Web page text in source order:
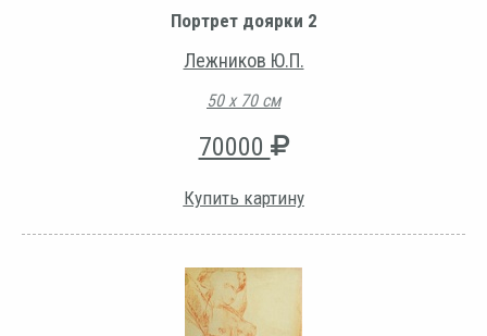
Портрет доярки 2
Лежников Ю.П.
50 х 70 см
70000
Купить картину